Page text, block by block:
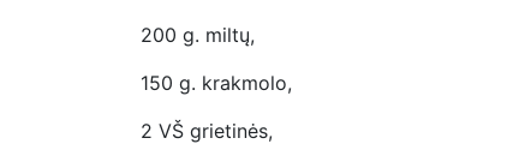
200 g. miltų,
150 g. krakmolo,
2 VŠ grietinės,